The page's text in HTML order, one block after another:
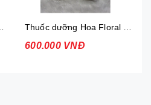
600.000 VNĐ